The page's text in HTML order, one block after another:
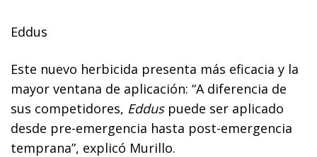
Eddus
Este nuevo herbicida presenta más eficacia y la
mayor ventana de aplicación: “A diferencia de
sus competidores, Edduspuede ser aplicado
desde pre-emergencia hasta post-emergencia
temprana”, explicó Murillo.